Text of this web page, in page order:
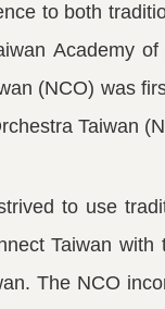
to both
Academy
(NCO) was
Taiwan
to use
Taiwan
The NCO